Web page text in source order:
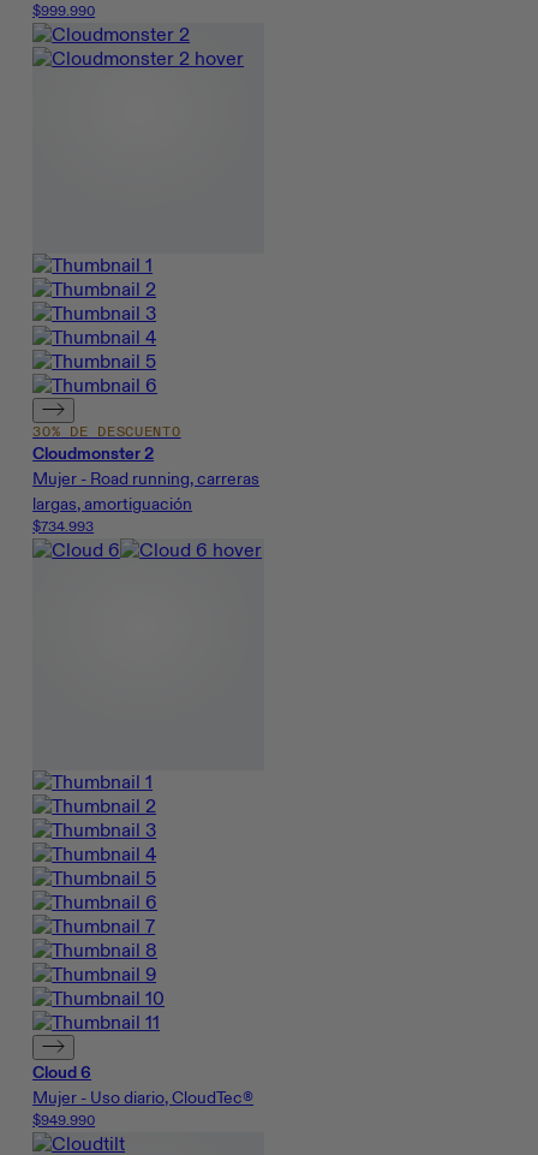
$999.990
30% DE DESCUENTO
Cloudmonster 2
Mujer - Road running, carreras
largas, amortiguación
$734.993
Cloud 6
Mujer - Uso diario, CloudTec®
$949.990